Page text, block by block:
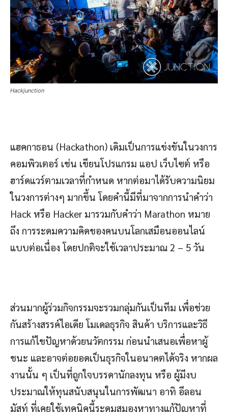
Hackjunction
แฮคกาธอน (Hackathon) เดิมเป็นการแข่งขันในวงการ
คอมพิวเตอร์ เช่น เขียนโปรแกรม แอป เว็บไซต์ หรือ
ฮาร์ดแวร์ตามเวลาที่กำหนด หากต่อมาได้รับความนิยม
ในวงการต่างๆ มากขึ้น โดยคำนี้มีที่มาจากการนำคำว่า
Hack หรือ Hacker มารวมกับคำว่า Marathon หมาย
ถึง การระดมความคิดของคนบนโลกเสมือนออนไลน์
แบบต่อเนื่อง โดยปกติจะใช้เวลาประมาณ 2 – 5 วัน
ส่วนมากผู้ร่วมกิจกรรมจะรวมกลุ่มกันเป็นทีม เพื่อช่วย
กันสร้างสรรค์ไอเดีย โมเดลธุรกิจ สินค้า บริการและวิธี
การแก้ไขปัญหาด้วยนวัตกรรม ก่อนนำเสนอเพื่อหาผู้
ชนะ และอาจต่อยอดเป็นธุรกิจในอนาคตได้จริง หากผล
งานนั้น ๆ เป็นที่ถูกใจบรรดานักลงทุน หรือ ผู้มีงบ
ประมาณให้ทุนสนับสนุนในการพัฒนา อาทิ อีลอน
มัสท์ ที่เคยใช้เทคนิคนี้ระดมสมองหาทางแก้ปัญหาที่